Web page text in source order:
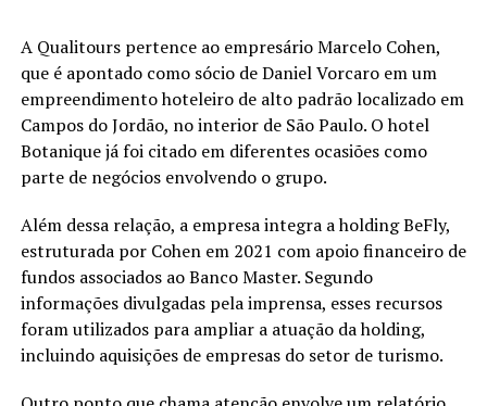
A Qualitours pertence ao empresário Marcelo Cohen,
que é apontado como sócio de Daniel Vorcaro em um
empreendimento hoteleiro de alto padrão localizado em
Campos do Jordão, no interior de São Paulo. O hotel
Botanique já foi citado em diferentes ocasiões como
parte de negócios envolvendo o grupo.
Além dessa relação, a empresa integra a holding BeFly,
estruturada por Cohen em 2021 com apoio financeiro de
fundos associados ao Banco Master. Segundo
informações divulgadas pela imprensa, esses recursos
foram utilizados para ampliar a atuação da holding,
incluindo aquisições de empresas do setor de turismo.